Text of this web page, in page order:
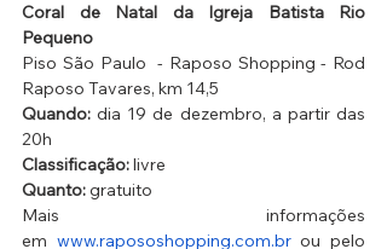
Coral de Natal da Igreja Batista Rio
Pequeno
Piso São Paulo  - Raposo Shopping - Rod
Raposo Tavares, km 14,5
Quando: dia 19 de dezembro, a partir das
20h
Classificação: livre
Quanto: gratuito
Mais informações
em www.rapososhopping.com.br ou pelo